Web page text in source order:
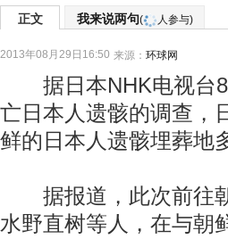
正文 我来说两句( 人参与)
2013年08月29日16:50 来源： 环球网
据日本NHK电视台8
亡日本人遗骸的调查，
鲜的日本人遗骸埋葬地
据报道，此次前往朝
水野直树等人，在与朝